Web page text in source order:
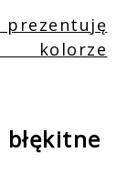
kolorze